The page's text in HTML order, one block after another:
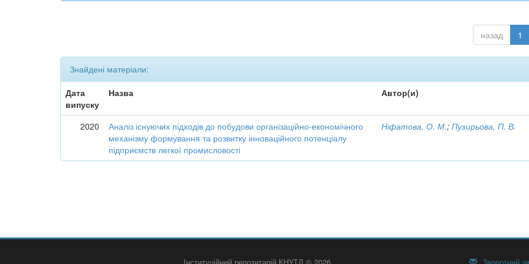
назад 1
Знайдені матеріали:
Дата
випуску
Назва Автор(и)
2020
Аналіз існуючих підходів до побудови організаційно-економічного
механізму формування та розвитку інноваційного потенціалу
підприємств легкої промисловості
Ніфатова, О. М.;Пузирьова, П. В.